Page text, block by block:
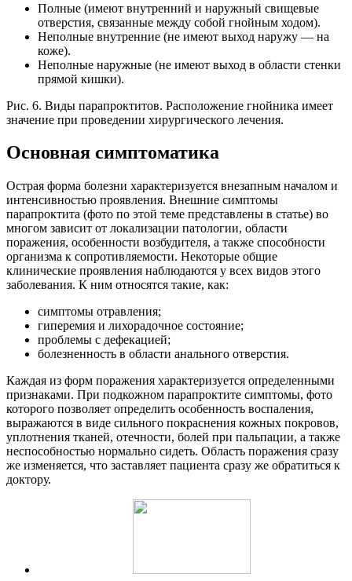
Полные (имеют внутренний и наружный свищевые
отверстия, связанные между собой гнойным ходом).
Неполные внутренние (не имеют выход наружу — на
коже).
Неполные наружные (не имеют выход в области стенки
прямой кишки).
Рис. 6. Виды парапроктитов. Расположение гнойника имеет
значение при проведении хирургического лечения.
Основная симптоматика
Острая форма болезни характеризуется внезапным началом и
интенсивностью проявления. Внешние симптомы
парапроктита (фото по этой теме представлены в статье) во
многом зависит от локализации патологии, области
поражения, особенности возбудителя, а также способности
организма к сопротивляемости. Некоторые общие
клинические проявления наблюдаются у всех видов этого
заболевания. К ним относятся такие, как:
симптомы отравления;
гиперемия и лихорадочное состояние;
проблемы с дефекацией;
болезненность в области анального отверстия.
Каждая из форм поражения характеризуется определенными
признаками. При подкожном парапроктите симптомы, фото
которого позволяет определить особенность воспаления,
выражаются в виде сильного покраснения кожных покровов,
уплотнения тканей, отечности, болей при пальпации, а также
неспособностью нормально сидеть. Область поражения сразу
же изменяется, что заставляет пациента сразу же обратиться к
доктору.